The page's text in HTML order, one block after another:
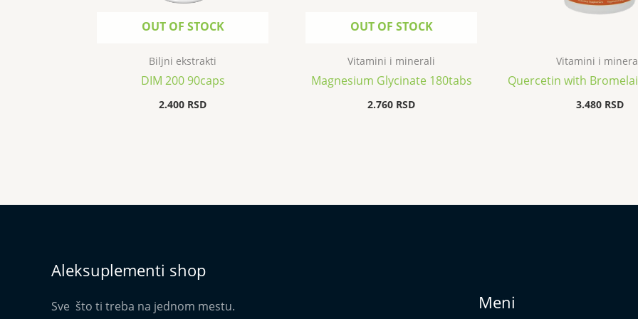
OUT OF STOCK
Biljni ekstrakti
DIM 200 90caps
2.400 RSD
OUT OF STOCK
Vitamini i minerali
Magnesium Glycinate 180tabs
2.760 RSD
Vitamini i
Quercetin with
3.480 RSD
Aleksuplementi shop
Sve što ti treba na jednom mestu. Meni